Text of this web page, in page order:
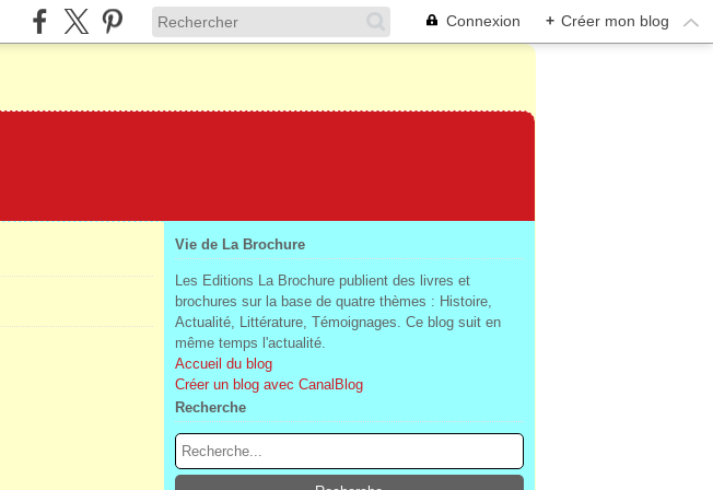
Connexion + Créer mon blog
Vie de La Brochure
Les Editions La Brochure publient des livres et
brochures sur la base de quatre thèmes : Histoire,
Actualité, Littérature, Témoignages. Ce blog suit en
même temps l'actualité.
Accueil du blog
Créer un blog avec CanalBlog
Recherche